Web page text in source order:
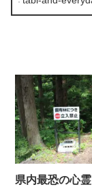
県内最恐の心